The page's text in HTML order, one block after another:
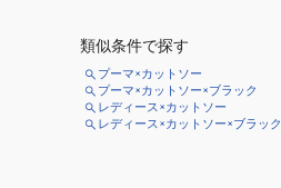
類似条件で探す
プーマ×カットソー
プーマ×カットソー×ブラック
レディース×カットソー
レディース×カットソー×ブラック